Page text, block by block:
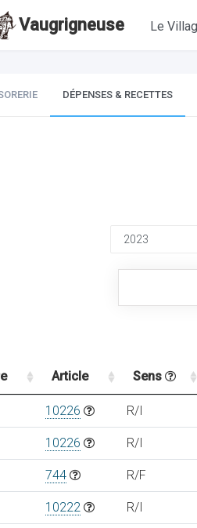
Vaugrigneuse Le
DÉPENSES & RECETTES
Article Sens
10226 R/I
10226 R/I
744 R/F
10222 R/I